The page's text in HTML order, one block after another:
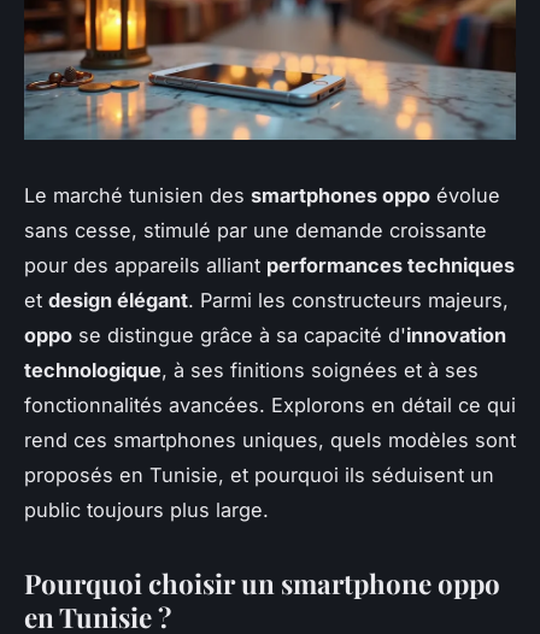
Le marché tunisien des smartphones oppo évolue
sans cesse, stimulé par une demande croissante
pour des appareils alliant performances techniques
et design élégant. Parmi les constructeurs majeurs,
oppo se distingue grâce à sa capacité d'innovation
technologique, à ses finitions soignées et à ses
fonctionnalités avancées. Explorons en détail ce qui
rend ces smartphones uniques, quels modèles sont
proposés en Tunisie, et pourquoi ils séduisent un
public toujours plus large.
Pourquoi choisir un smartphone oppo
en Tunisie ?